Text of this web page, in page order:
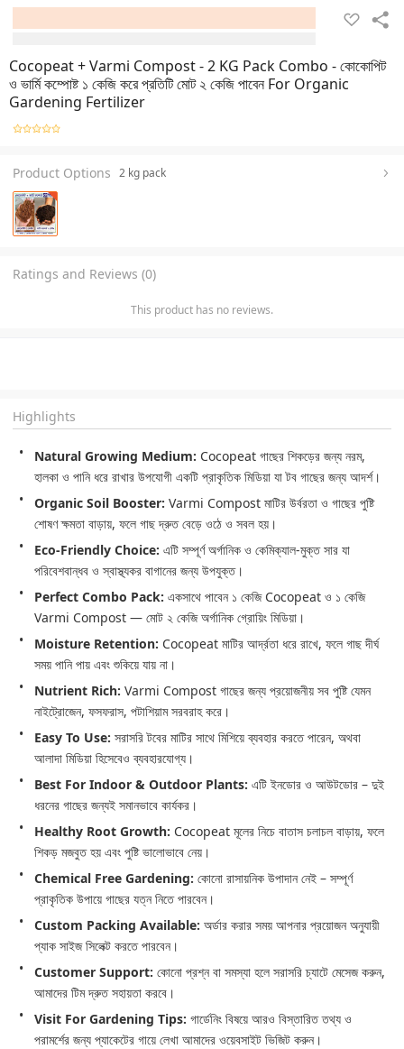
Cocopeat + Varmi Compost - 2 KG Pack Combo - কোকোপিট
ও ভার্মি কম্পোষ্ট ১ কেজি করে প্রতিটি মোট ২ কেজি পাবেন For Organic
Gardening Fertilizer
Product Options 2 kg pack
Ratings and Reviews (0)
This product has no reviews.
Highlights
Natural Growing Medium: Cocopeat গাছের শিকড়ের জন্য নরম,
হালকা ও পানি ধরে রাখার উপযোগী একটি প্রাকৃতিক মিডিয়া যা টব গাছের জন্য আদর্শ।
Organic Soil Booster: Varmi Compost মাটির উর্বরতা ও গাছের পুষ্টি
শোষণ ক্ষমতা বাড়ায়, ফলে গাছ দ্রুত বেড়ে ওঠে ও সবল হয়।
Eco-Friendly Choice: এটি সম্পূর্ণ অর্গানিক ও কেমিক্যাল-মুক্ত সার যা
পরিবেশবান্ধব ও স্বাস্থ্যকর বাগানের জন্য উপযুক্ত।
Perfect Combo Pack: একসাথে পাবেন ১ কেজি Cocopeat ও ১ কেজি
Varmi Compost — মোট ২ কেজি অর্গানিক গ্রোয়িং মিডিয়া।
Moisture Retention: Cocopeat মাটির আর্দ্রতা ধরে রাখে, ফলে গাছ দীর্ঘ
সময় পানি পায় এবং শুকিয়ে যায় না।
Nutrient Rich: Varmi Compost গাছের জন্য প্রয়োজনীয় সব পুষ্টি যেমন
নাইট্রোজেন, ফসফরাস, পটাশিয়াম সরবরাহ করে।
Easy To Use: সরাসরি টবের মাটির সাথে মিশিয়ে ব্যবহার করতে পারেন, অথবা
আলাদা মিডিয়া হিসেবেও ব্যবহারযোগ্য।
Best For Indoor & Outdoor Plants: এটি ইনডোর ও আউটডোর – দুই
ধরনের গাছের জন্যই সমানভাবে কার্যকর।
Healthy Root Growth: Cocopeat মূলের নিচে বাতাস চলাচল বাড়ায়, ফলে
শিকড় মজবুত হয় এবং পুষ্টি ভালোভাবে নেয়।
Chemical Free Gardening: কোনো রাসায়নিক উপাদান নেই – সম্পূর্ণ
প্রাকৃতিক উপায়ে গাছের যত্ন নিতে পারবেন।
Custom Packing Available: অর্ডার করার সময় আপনার প্রয়োজন অনুযায়ী
প্যাক সাইজ সিলেক্ট করতে পারবেন।
Customer Support: কোনো প্রশ্ন বা সমস্যা হলে সরাসরি চ্যাটে মেসেজ করুন,
আমাদের টিম দ্রুত সহায়তা করবে।
Visit For Gardening Tips: গার্ডেনিং বিষয়ে আরও বিস্তারিত তথ্য ও
পরামর্শের জন্য প্যাকেটের গায়ে লেখা আমাদের ওয়েবসাইট ভিজিট করুন।